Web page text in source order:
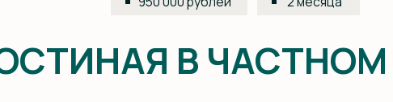
В ЧАСТНОМ ДОМЕ